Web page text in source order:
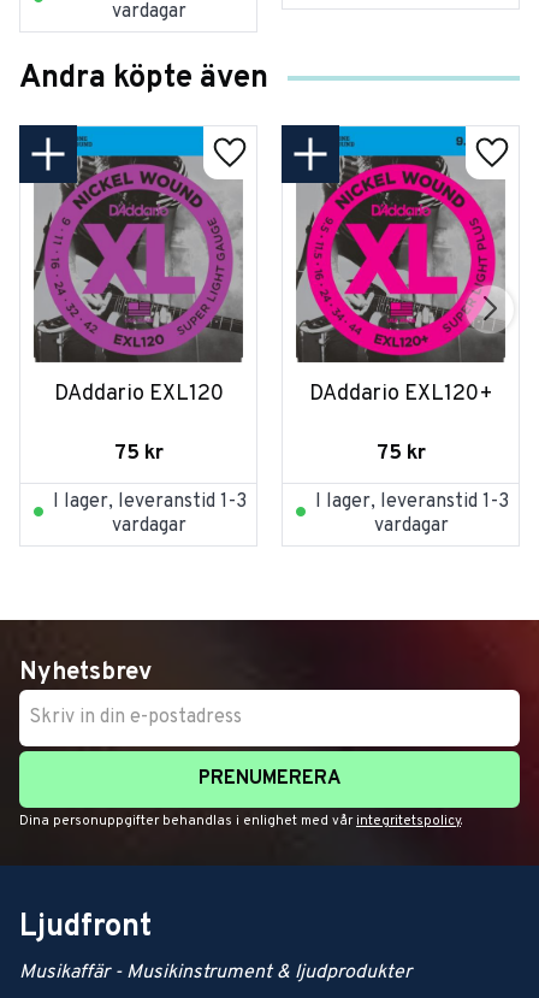
vardagar
Andra köpte även
DAddario EXL120
75 kr
I lager, leveranstid 1-3
vardagar
DAddario EXL120+
75 kr
I lager, leveranstid 1-3
vardagar
Nyhetsbrev
PRENUMERERA
Dina personuppgifter behandlas i enlighet med vår integritetspolicy.
Ljudfront
Musikaffär - Musikinstrument & ljudprodukter